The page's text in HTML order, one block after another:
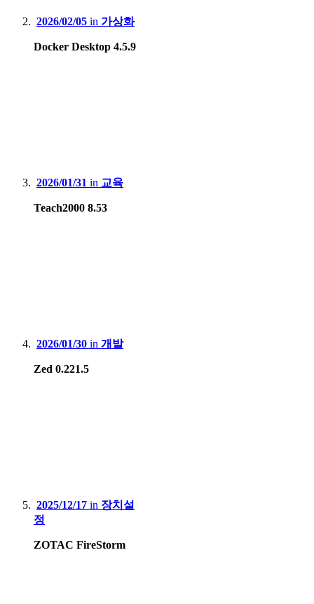
2026/02/05 in 가상화
Docker Desktop 4.5.9
2026/01/31 in 교육
Teach2000 8.53
2026/01/30 in 개발
Zed 0.221.5
2025/12/17 in 장치설
정
ZOTAC FireStorm